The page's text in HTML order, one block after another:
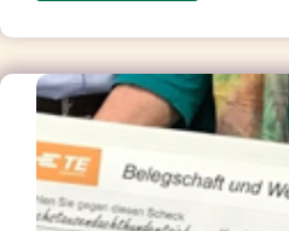
für
Mitglieder